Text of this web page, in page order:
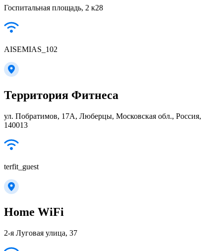
Госпитальная площадь, 2 к28
AISEMIAS_102
Территория Фитнеса
ул. Побратимов, 17А, Люберцы, Московская обл., Россия,
140013
terfit_guest
Home WiFi
2-я Луговая улица, 37